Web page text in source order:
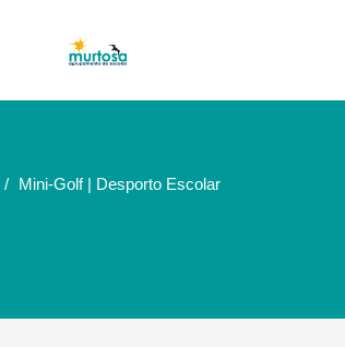
AE Murtosa
Agrupamento de Escolas da
Murtosa
Mini-Golf | Desporto Escolar